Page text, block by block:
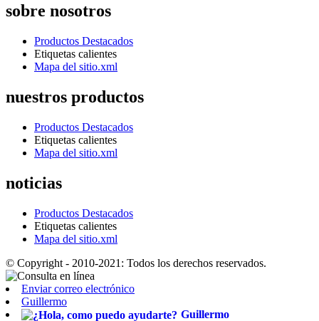
sobre nosotros
Productos Destacados
Etiquetas calientes
Mapa del sitio.xml
nuestros productos
Productos Destacados
Etiquetas calientes
Mapa del sitio.xml
noticias
Productos Destacados
Etiquetas calientes
Mapa del sitio.xml
© Copyright - 2010-2021: Todos los derechos reservados.
Enviar correo electrónico
Guillermo
Guillermo